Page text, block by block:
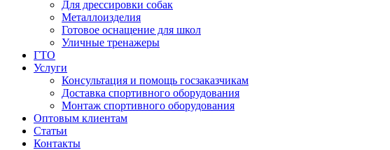
Для дреcсировки собак
Металлоизделия
Готовое оснащение для школ
Уличные тренажеры
ГТО
Услуги
Консультация и помощь госзаказчикам
Доставка спортивного оборудования
Монтаж спортивного оборудования
Оптовым клиентам
Статьи
Контакты